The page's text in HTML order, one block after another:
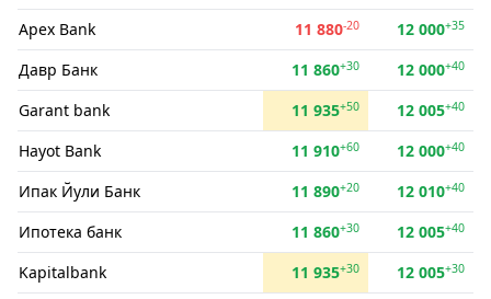
Apex Bank 11 880-20 12 000+35
Давр Банк 11 860+30 12 000+40
Garant bank 11 935+50 12 005+40
Hayot Bank 11 910+60 12 000+40
Ипак Йули Банк 11 890+20 12 010+40
Ипотека банк 11 860+30 12 005+40
Kapitalbank 11 935+30 12 005+30